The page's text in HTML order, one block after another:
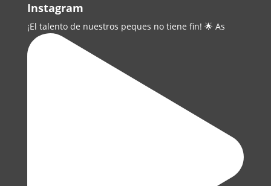
Instagram
¡El talento de nuestros peques no tiene fin! 🌟 As